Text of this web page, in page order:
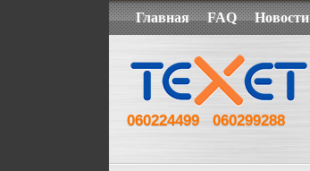
Главная FAQ Новости
060224499 060299288